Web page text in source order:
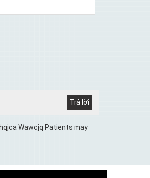
Wawcjq Patients may